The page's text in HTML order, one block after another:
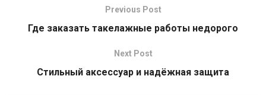
Previous Post
Где заказать такелажные работы недорого
Next Post
Стильный аксессуар и надёжная защита